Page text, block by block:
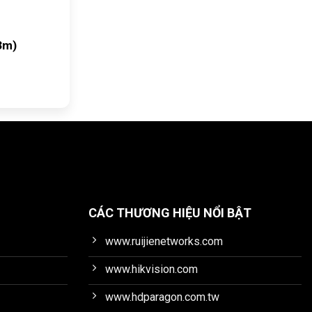
CÁC THƯƠNG HIỆU NỔI BẬT
www.ruijienetworks.com
www.hikvision.com
www.hdparagon.com.tw